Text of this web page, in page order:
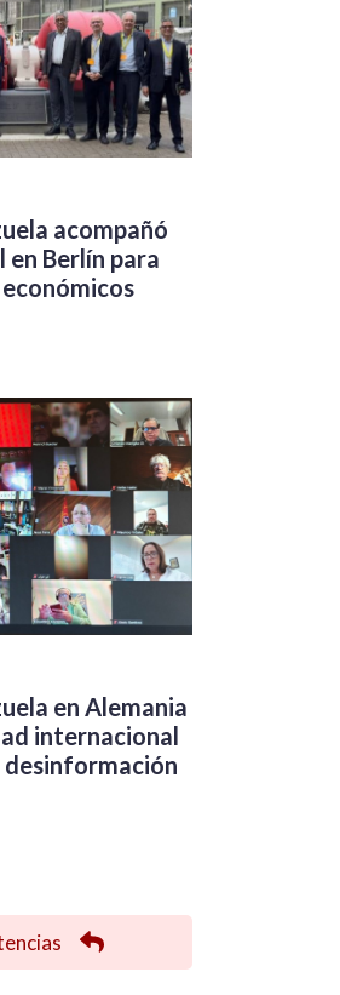
acompañó
en Berlín para
en Alemania
internacional
desinformación